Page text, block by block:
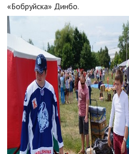
«Бобруйска» Динбо.